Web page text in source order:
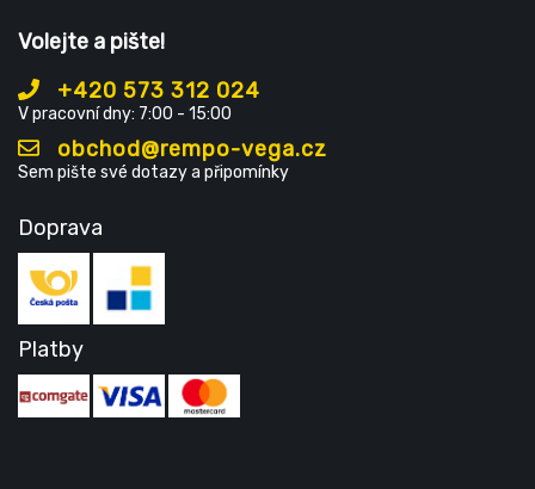
Volejte a pište!
+420 573 312 024
V pracovní dny: 7:00 - 15:00
obchod@rempo-vega.cz
Sem pište své dotazy a připomínky
Doprava
Platby